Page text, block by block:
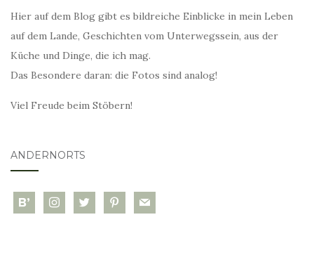
Hier auf dem Blog gibt es bildreiche Einblicke in mein Leben
auf dem Lande, Geschichten vom Unterwegssein, aus der
Küche und Dinge, die ich mag.
Das Besondere daran: die Fotos sind analog!
Viel Freude beim Stöbern!
ANDERNORTS
bloglovininstagramtwitter pinterest
mail